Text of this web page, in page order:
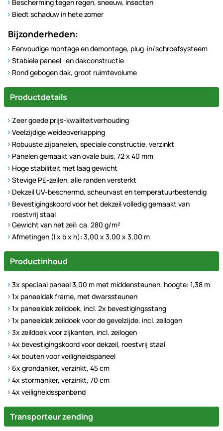
Bescherming tegen regen, sneeuw, insecten
Biedt schaduw in hete zomer
Bijzonderheden:
Eenvoudige montage en demontage, plug-in/schroefsysteem
Stabiele paneel- en dakconstructie
Rond gebogen dak, groot ruimtevolume
Productdetails
Zeer goede prijs-kwaliteitverhouding
Veelzijdige weideoverkapping
Robuuste zijpanelen, speciale constructie, verzinkt
Panelen gemaakt van ovale buis, 72 x 40 mm
Hoge stabiliteit met laag gewicht
Stevige PE-zeilen, alle randen versterkt
Dekzeil UV-beschermd, scheurvast en temperatuurbestendig
Bevestigingskoord voor het dekzeil volledig gemaakt van
roestvrij staal
Gewicht van het zeil: ca. 280 g/m²
Afmetingen (l x b x h): 3,00 x 3,00 x 3,00 m
Productinhoud
3x speciaal paneel 3,00 m met middensteunen, hoogte: 1,38 m
1x paneeldak frame, met dwarssteunen
1x paneeldak zeildoek, incl. 2x bevestigingsstang
1x paneeldak zeildoek voor de gevelzijde, incl. zeilogen
3x zeildoek voor zijkanten, incl. zeilogen
4x bevestigingskoord voor dekzeil, roestvrij staal
4x bouten voor veiligheidspaneel
6x grondanker, verzinkt, 45 cm
4x stormanker, verzinkt, 70 cm
4x veiligheidsspanband
Transporteur zending